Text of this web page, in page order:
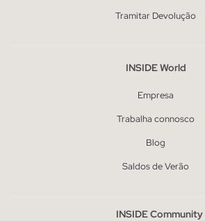
Tramitar Devolução
INSIDE World
Empresa
Trabalha connosco
Blog
Saldos de Verão
INSIDE Community